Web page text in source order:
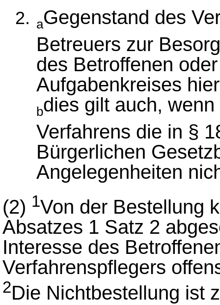
aGegenstand des
Betreuers zur
des Betroffenen
Aufgabenkreises
bdies gilt auch,
Verfahrens die in §
Bürgerlichen
Angelegenheiten
(2) 1Von der Bestellung
Absatzes 1 Satz 2
Interesse des
Verfahrenspflegers
2Die Nichtbestellung ist